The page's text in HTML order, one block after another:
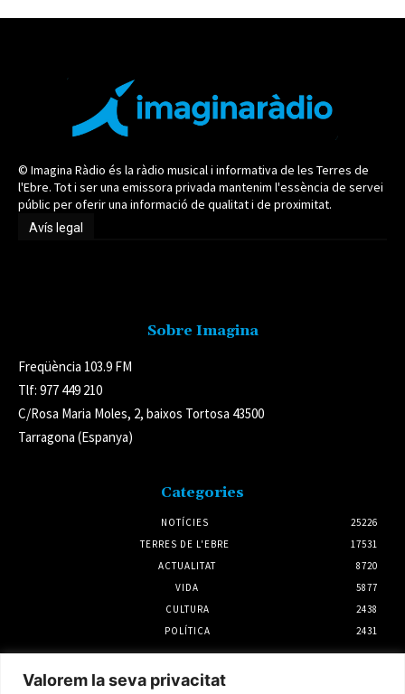
Valorem la seva privacitat
© Imagina Ràdio és la ràdio musical i informativa de les Terres de
l'Ebre. Tot i ser una emissora privada mantenim l'essència de servei
públic per oferir una informació de qualitat i de proximitat.
Avís legal
Sobre Imagina
Freqüència 103.9 FM
Tlf: 977 449 210
C/Rosa Maria Moles, 2, baixos Tortosa 43500
Tarragona (Espanya)
Categories
NOTÍCIES
25226
TERRES DE L'EBRE
17531
ACTUALITAT
8720
VIDA
5877
CULTURA
2438
POLÍTICA
2431